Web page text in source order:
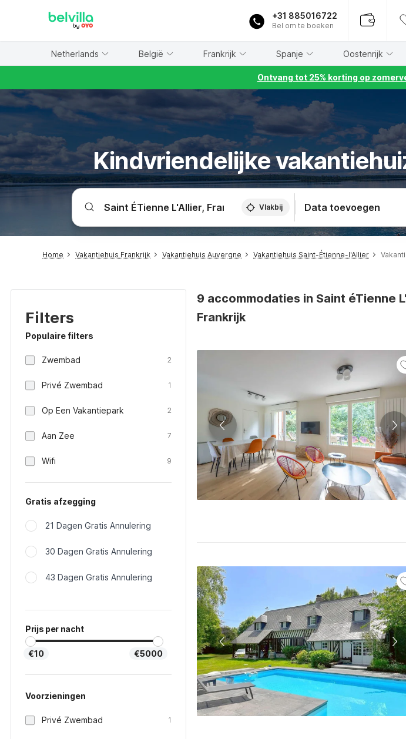
+31 885016722
Bel om te boeken
Netherlands België Frankrijk Spanje Oostenrijk
Ontvang tot 25% korting op
Kindvriendelijke
Vlakbij Data toevoegen
Home Vakantiehuis Frankrijk Vakantiehuis Auvergne Vakantiehuis Saint-Étienne-l'Allier
Filters
Populaire filters
Zwembad 2
Privé Zwembad 1
Op Een Vakantiepark 2
Aan Zee 7
Wifi 9
Gratis afzegging
21 Dagen Gratis Annulering
30 Dagen Gratis Annulering
43 Dagen Gratis Annulering
Prijs per nacht
€10 €5000
Voorzieningen
Privé Zwembad 1
9 accommodaties in Saint éTienne
Frankrijk